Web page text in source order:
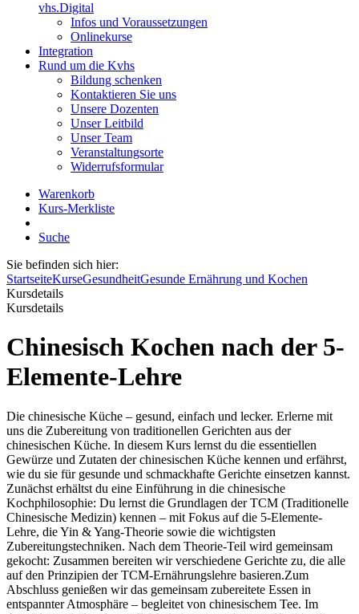
vhs.Digital
Infos und Voraussetzungen
Onlinekurse
Integration
Rund um die Kvhs
Bildung schenken
Kontaktieren Sie uns
Unsere Dozenten
Unser Leitbild
Unser Team
Veranstaltungsorte
Widerrufsformular
Warenkorb
Kurs-Merkliste
Suche
Sie befinden sich hier:
StartseiteKurseGesundheitGesunde Ernährung und Kochen
Kursdetails
Kursdetails
Chinesisch Kochen nach der 5-
Elemente-Lehre
Die chinesische Küche – gesund, einfach und lecker. Erlerne mit
uns die Zubereitung von traditionellen Gerichten aus der
chinesischen Küche. In diesem Kurs lernst du die essentiellen
Gewürze und Zutaten der chinesischen Küche kennen und erfährst,
wie du sie für gesunde und schmackhafte Gerichte einsetzen kannst.
Zunächst erhältst du eine Einführung in die chinesische
Kochphilosophie: Du lernst die Grundlagen der TCM (Traditionelle
Chinesische Medizin) kennen – mit Fokus auf die 5-Elemente-
Lehre, die Yin & Yang-Theorie sowie die wichtigsten
Zubereitungstechniken. Nach dem Theorie-Teil wird gemeinsam
gekocht: Zusammen bereiten wir verschiedene Gerichte zu, die alle
auf den Prinzipien der TCM-Ernährungslehre basieren.Zum
Abschluss genießen wir das gemeinsam zubereitete Essen in
entspannter Atmosphäre – begleitet von chinesischem Tee. Im